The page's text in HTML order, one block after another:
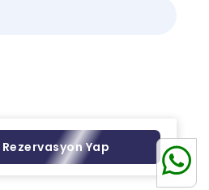
Rezervasyon Yap